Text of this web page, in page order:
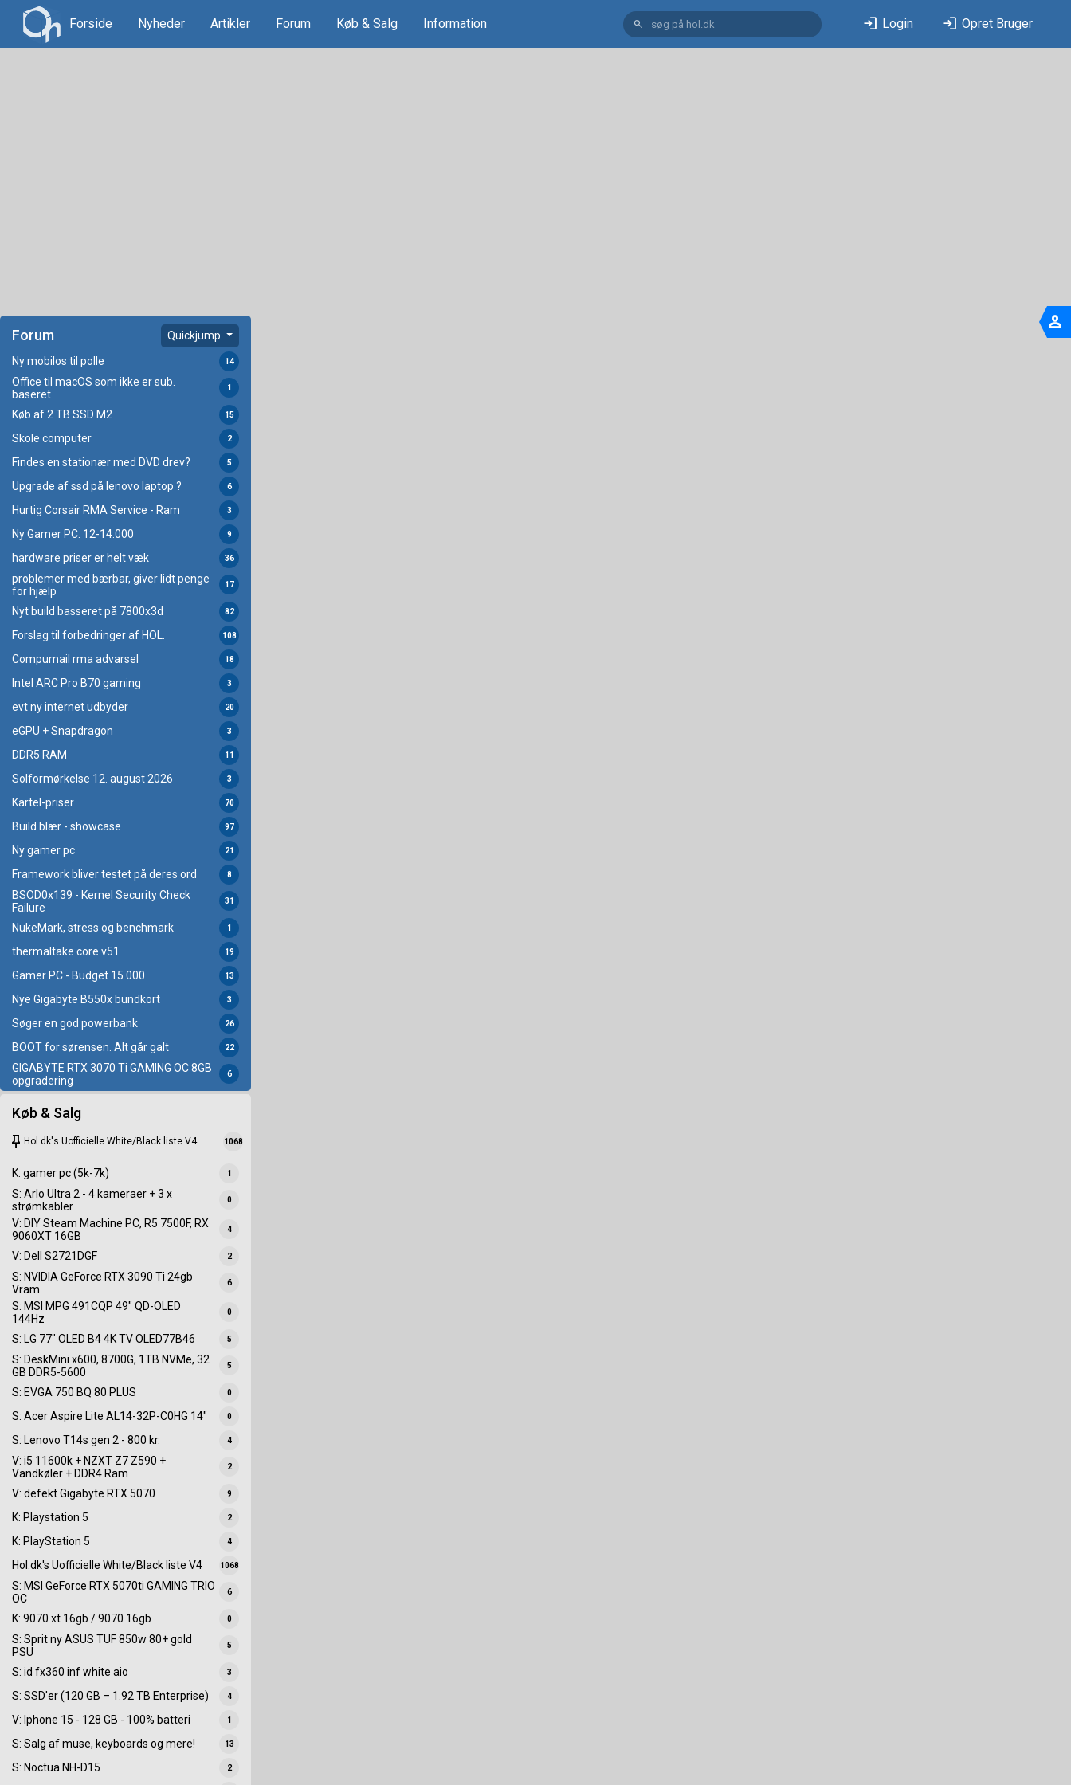
Forside Nyheder Artikler Forum Køb & Salg Information search login Login login Opret Bruger
Forum Quickjump
Ny mobilos til polle 14
Office til macOS som ikke er sub.
baseret
1
Køb af 2 TB SSD M2 15
Skole computer 2
Findes en stationær med DVD drev? 5
Upgrade af ssd på lenovo laptop ? 6
Hurtig Corsair RMA Service - Ram 3
Ny Gamer PC. 12-14.000 9
hardware priser er helt væk 36
problemer med bærbar, giver lidt penge
for hjælp
17
Nyt build basseret på 7800x3d 82
Forslag til forbedringer af HOL. 108
Compumail rma advarsel 18
Intel ARC Pro B70 gaming 3
evt ny internet udbyder 20
eGPU + Snapdragon 3
DDR5 RAM 11
Solformørkelse 12. august 2026 3
Kartel-priser 70
Build blær - showcase 97
Ny gamer pc 21
Framework bliver testet på deres ord 8
BSOD0x139 - Kernel Security Check
Failure
31
NukeMark, stress og benchmark 1
thermaltake core v51 19
Gamer PC - Budget 15.000 13
Nye Gigabyte B550x bundkort 3
Søger en god powerbank 26
BOOT for sørensen. Alt går galt 22
GIGABYTE RTX 3070 Ti GAMING OC 8GB
opgradering
6
Køb & Salg
keep Hol.dk's Uofficielle White/Black liste V4 1068
K: gamer pc (5k-7k) 1
S: Arlo Ultra 2 - 4 kameraer + 3 x
strømkabler
0
V: DIY Steam Machine PC, R5 7500F, RX
9060XT 16GB
4
V: Dell S2721DGF 2
S: NVIDIA GeForce RTX 3090 Ti 24gb
Vram
6
S: MSI MPG 491CQP 49" QD-OLED
144Hz
0
S: LG 77" OLED B4 4K TV OLED77B46 5
S: DeskMini x600, 8700G, 1TB NVMe, 32
GB DDR5-5600
5
S: EVGA 750 BQ 80 PLUS 0
S: Acer Aspire Lite AL14-32P-C0HG 14" 0
S: Lenovo T14s gen 2 - 800 kr. 4
V: i5 11600k + NZXT Z7 Z590 +
Vandkøler + DDR4 Ram
2
V: defekt Gigabyte RTX 5070 9
K: Playstation 5 2
K: PlayStation 5 4
Hol.dk's Uofficielle White/Black liste V4 1068
S: MSI GeForce RTX 5070ti GAMING TRIO
OC
6
K: 9070 xt 16gb / 9070 16gb 0
S: Sprit ny ASUS TUF 850w 80+ gold
PSU
5
S: id fx360 inf white aio 3
S: SSD'er (120 GB – 1.92 TB Enterprise) 4
V: Iphone 15 - 128 GB - 100% batteri 1
S: Salg af muse, keyboards og mere! 13
S: Noctua NH-D15 2
person